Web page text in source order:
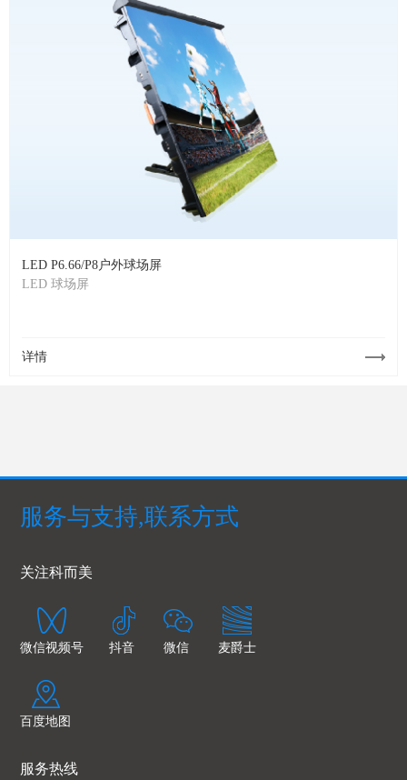
LED P6.66/P8户外球场屏
LED 球场屏
详情
服务与支持,联系方式
关注科而美
微信视频号 抖音 微信 麦爵士
百度地图
服务热线